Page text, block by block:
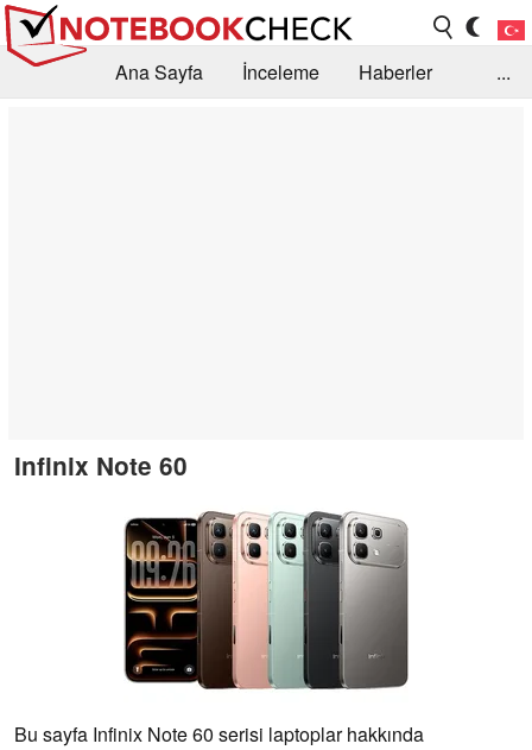
Ana Sayfa İnceleme
Haberler
...
Infinix Note 60
Bu sayfa Infinix Note 60 serisi laptoplar hakkında